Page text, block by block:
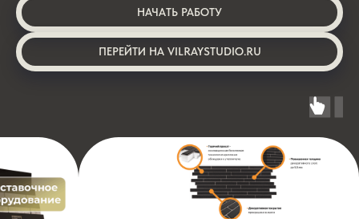
НАЧАТЬ РАБОТУ
ПЕРЕЙТИ НА VILRAYSTUDIO.RU